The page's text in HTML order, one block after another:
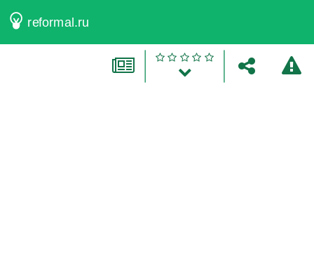
reformal.ru